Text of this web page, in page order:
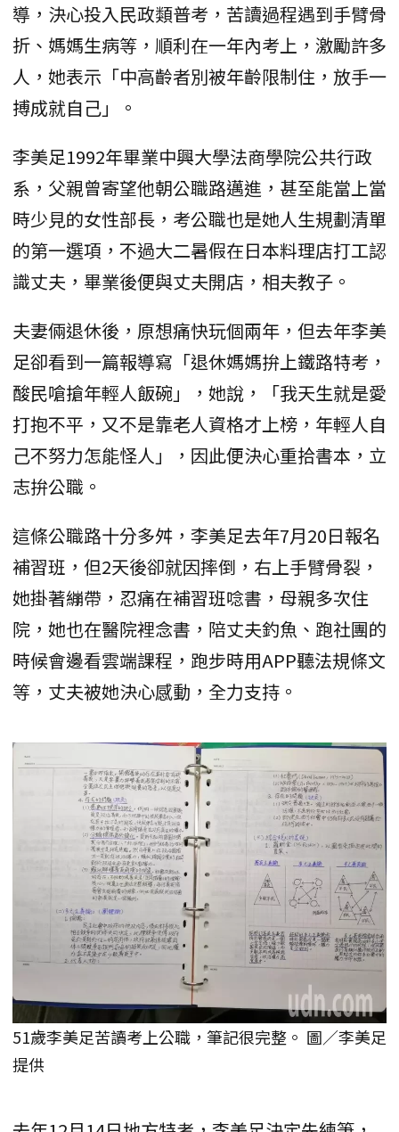
導，決心投入民政類普考，苦讀過程遇到手臂骨
折、媽媽生病等，順利在一年內考上，激勵許多
人，她表示「中高齡者別被年齡限制住，放手一
搏成就自己」。
李美足1992年畢業中興大學法商學院公共行政
系，父親曾寄望他朝公職路邁進，甚至能當上當
時少見的女性部長，考公職也是她人生規劃清單
的第一選項，不過大二暑假在日本料理店打工認
識丈夫，畢業後便與丈夫開店，相夫教子。
夫妻倆退休後，原想痛快玩個兩年，但去年李美
足卻看到一篇報導寫「退休媽媽拚上鐵路特考，
酸民嗆搶年輕人飯碗」，她說，「我天生就是愛
打抱不平，又不是靠老人資格才上榜，年輕人自
己不努力怎能怪人」，因此便決心重拾書本，立
志拚公職。
這條公職路十分多舛，李美足去年7月20日報名
補習班，但2天後卻就因摔倒，右上手臂骨裂，
她掛著繃帶，忍痛在補習班唸書，母親多次住
院，她也在醫院裡念書，陪丈夫釣魚、跑社團的
時候會邊看雲端課程，跑步時用APP聽法規條文
等，丈夫被她決心感動，全力支持。
51歲李美足苦讀考上公職，筆記很完整。 圖／李美足
提供